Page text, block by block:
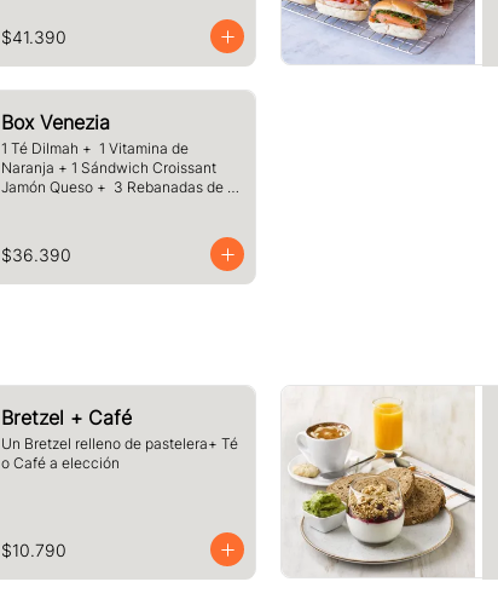
$41.390
Box Venezia
1 Té Dilmah +  1 Vitamina de
Naranja + 1 Sándwich Croissant
Jamón Queso +  3 Rebanadas de
Chocolate, +1 Muffin Artesanal
+100 gr de Galletas Surtida.
$36.390
Bretzel + Café
Un Bretzel relleno de pastelera+ Té
o Café a elección
$10.790